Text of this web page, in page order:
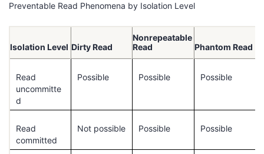
Preventable Read Phenomena by Isolation Level
Isolation Level Dirty Read
Nonrepeatable
Read
Phantom Read
Read
uncommitte
d
Possible Possible Possible
Read
committed
Not possible Possible Possible